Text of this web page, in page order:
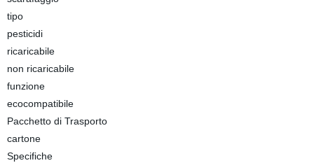
tipo
pesticidi
ricaricabile
non ricaricabile
funzione
ecocompatibile
Pacchetto di Trasporto
cartone
Specifiche